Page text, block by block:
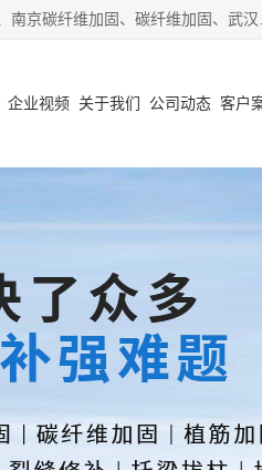
安徽泽西项目管理有限公司主营安徽合肥碳
企业视频 关于我们 公司动态 客户